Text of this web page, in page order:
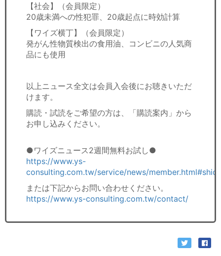
【社会】（会員限定）
20歳未満への性犯罪、20歳起点に時効計算
【ワイズ横丁】（会員限定）
発がん性物質検出の食用油、コンビニの人気商
品にも使用
以上ニュース全文は会員入会後にお聴きいただ
けます。
購読・試読をご希望の方は、「購読案内」から
お申し込みください。
●ワイズニュース2週間無料お試し●
https://www.ys-
consulting.com.tw/service/news/
または下記からお問い合わせください。
https://www.ys-consulting.com.tw/contact/